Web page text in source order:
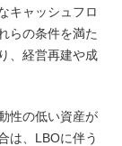
キャッシュフロ
らの条件を満た
、経営再建や成
性の低い資産が
は、LBOに伴う